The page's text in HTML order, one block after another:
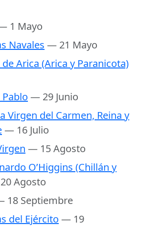
1 Mayo
Navales — 21 Mayo
Arica (Arica y Paranicota)
Pablo — 29 Junio
Virgen del Carmen, Reina y
— 16 Julio
— 15 Agosto
O’Higgins (Chillán y
Agosto
18 Septiembre
del Ejército — 19